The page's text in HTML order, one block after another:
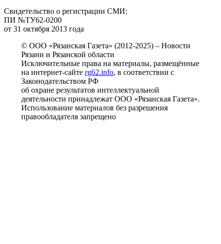
Свидетельство о регистрации СМИ:
ПИ №ТУ62-0200
от 31 октября 2013 года
© ООО «Рязанская Газета» (2012-2025) – Новости
Рязани и Рязанской области
Исключительные права на материалы, размещённые
на интернет-сайте rg62.info, в соответствии с
Законодательством РФ
об охране результатов интеллектуальной
деятельности принадлежат ООО «Рязанская Газета».
Использование материалов без разрешения
правообладателя запрещено